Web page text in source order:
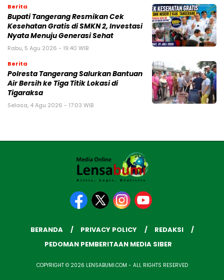
Berita
‎Bupati Tangerang Resmikan Cek
Kesehatan Gratis di SMKN 2, Investasi
Nyata Menuju Generasi Sehat
Rabu, 5 Agu 2026 - 19:40 WIB
Berita
Polresta Tangerang Salurkan Bantuan
Air Bersih ke Tiga Titik Lokasi di
Tigaraksa
Selasa, 4 Agu 2026 - 17:03 WIB
BERANDA PRIVACY POLICY
REDAKSI
PEDOMAN PEMBERITAAN MEDIA SIBER
COPYRIGHT © 2026 LENSABUMI.COM - ALL RIGHTS RESERVED